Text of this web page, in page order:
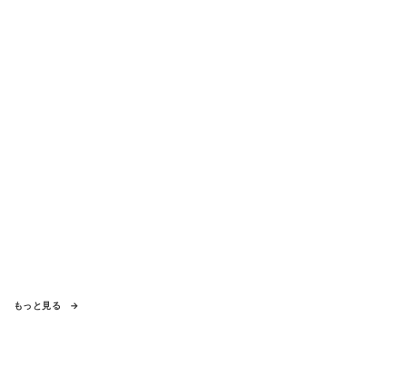
もっと見る